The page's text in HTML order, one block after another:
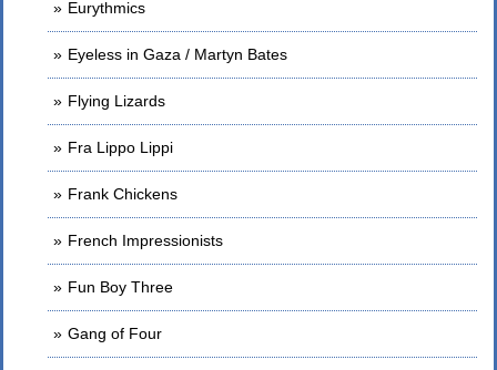
Eurythmics
Eyeless in Gaza / Martyn Bates
Flying Lizards
Fra Lippo Lippi
Frank Chickens
French Impressionists
Fun Boy Three
Gang of Four